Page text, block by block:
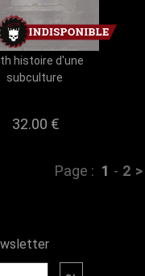
histoire d'une
subculture
32.00 €
Page : 1 - 2 >